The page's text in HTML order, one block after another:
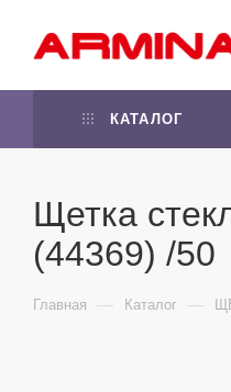
КАТАЛОГ
Щетка
(44369) /50
Главная — Каталог —